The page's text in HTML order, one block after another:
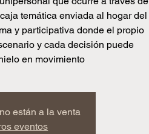
temática enviada al hogar del
y participativa donde el propio
y cada decisión puede
en movimiento
están a la venta
eventos